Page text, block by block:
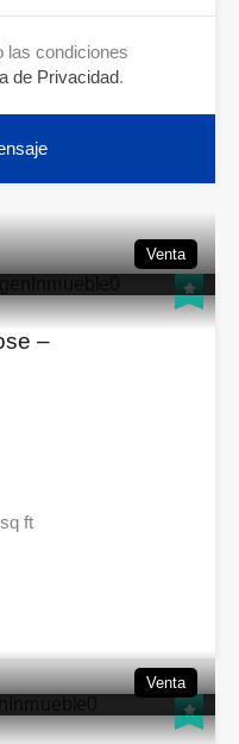
las condiciones
de Privacidad.
Venta
–
sq ft
Venta